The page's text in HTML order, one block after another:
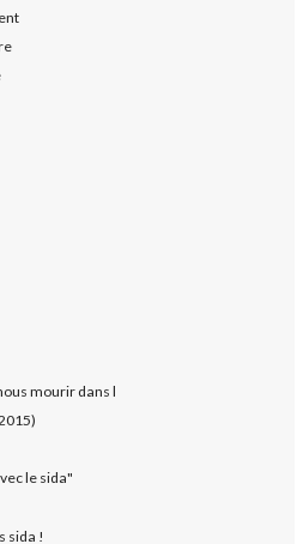
mourir dans l
le sida"
sida !